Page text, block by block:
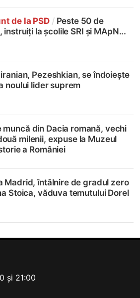
de la PSD / Peste 50 de
la școlile SRI și MApN...
Pezeshkian, se îndoiește
noului lider suprem
din Dacia romană, vechi
milenii, expuse la Muzeul
a României
Madrid, întâlnire de gradul zero
Stoica, văduva temutului Dorel
și 21:00